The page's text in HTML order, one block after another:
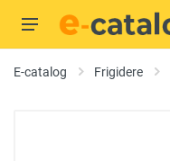
E-catalog Frigidere